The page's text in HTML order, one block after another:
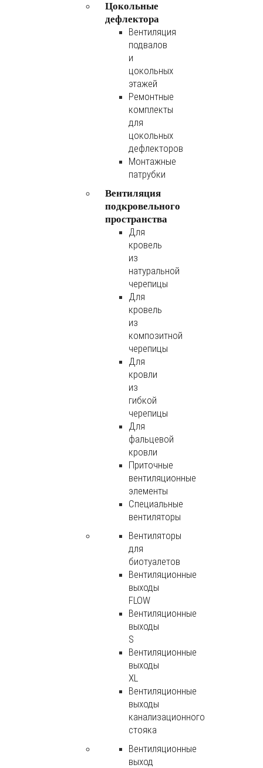
Цокольные
дефлектора
Вентиляция
подвалов
и
цокольных
этажей
Ремонтные
комплекты
для
цокольных
дефлекторов
Монтажные
патрубки
Вентиляция
подкровельного
пространства
Для
кровель
из
натуральной
черепицы
Для
кровель
из
композитной
черепицы
Для
кровли
из
гибкой
черепицы
Для
фальцевой
кровли
Приточные
вентиляционные
элементы
Специальные
вентиляторы
Вентиляторы
для
биотуалетов
Вентиляционные
выходы
FLOW
Вентиляционные
выходы
S
Вентиляционные
выходы
XL
Вентиляционные
выходы
канализационного
стояка
Вентиляционные
выход